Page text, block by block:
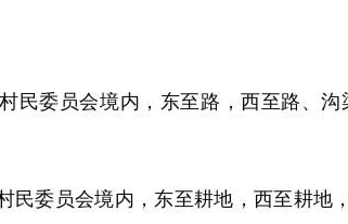
委员会境内，东至路，西至路、沟
委员会境内，东至耕地，西至耕地